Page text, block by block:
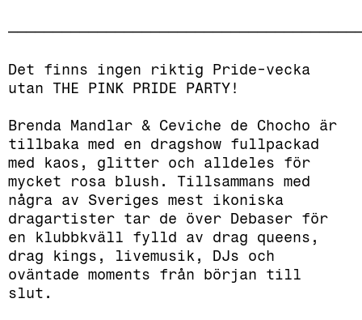
Det finns ingen riktig Pride-vecka
utan THE PINK PRIDE PARTY!
Brenda Mandlar & Ceviche de Chocho är
tillbaka med en dragshow fullpackad
med kaos, glitter och alldeles för
mycket rosa blush. Tillsammans med
några av Sveriges mest ikoniska
dragartister tar de över Debaser för
en klubbkväll fylld av drag queens,
drag kings, livemusik, DJs och
oväntade moments från början till
slut.